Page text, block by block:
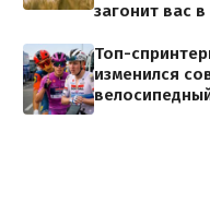
загонит вас
Топ-
изменился